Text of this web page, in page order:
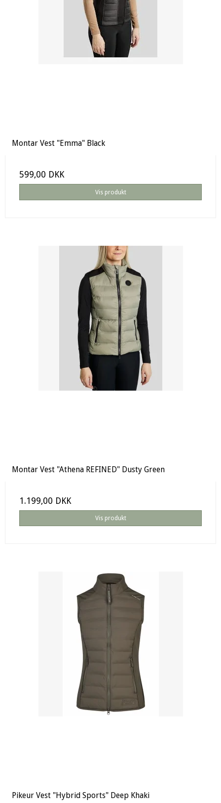
Montar Vest "Emma" Black
599,00 DKK
Vis produkt
Montar Vest "Athena REFINED" Dusty Green
1.199,00 DKK
Vis produkt
Pikeur Vest "Hybrid Sports" Deep Khaki